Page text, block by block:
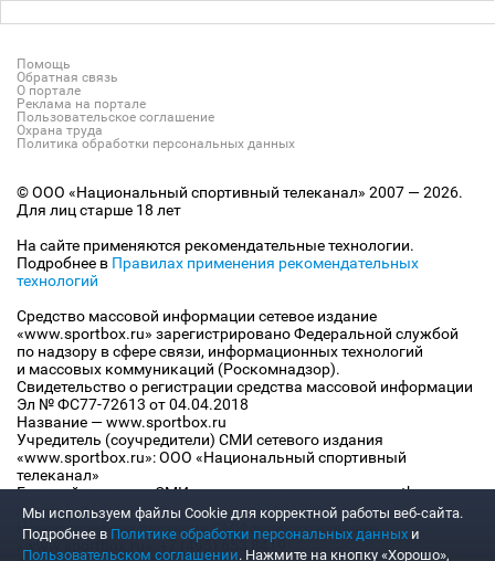
Помощь
Обратная связь
О портале
Реклама на портале
Пользовательское соглашение
Охрана труда
Политика обработки персональных данных
© ООО «Национальный спортивный телеканал» 2007 — 2026.
Для лиц старше 18 лет
На сайте применяются рекомендательные технологии.
Подробнее в Правилах применения рекомендательных
технологий
Средство массовой информации сетевое издание
«www.sportbox.ru» зарегистрировано Федеральной службой
по надзору в сфере связи, информационных технологий
и массовых коммуникаций (Роскомнадзор).
Свидетельство о регистрации средства массовой информации
Эл № ФС77-72613 от 04.04.2018
Название — www.sportbox.ru
Учредитель (соучредители) СМИ сетевого издания
«www.sportbox.ru»: ООО «Национальный спортивный
телеканал»
Главный редактор СМИ сетевого издания «www.sportbox.ru»:
Конов В.А.
Номер телефона редакции СМИ сетевого издания
«www.sportbox.ru»: +7 (495) 653 8419
Мы используем файлы Сookie для корректной работы веб-сайта.
Подробнее в Политике обработки персональных данных и
Пользовательском соглашении. Нажмите на кнопку «Хорошо»,